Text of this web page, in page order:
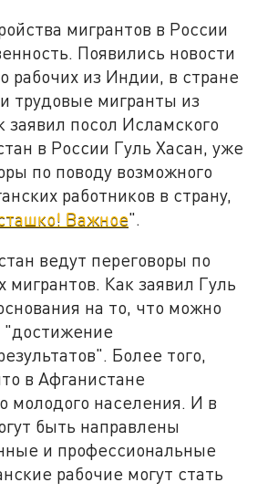
мигрантов в России
Появились новости
рабочих из Индии, в стране
трудовые мигранты из
заявил посол Исламского
в России Гуль Хасан, уже
по поводу возможного
работников в страну,
Важное".
ведут переговоры по
мигрантов. Как заявил Гуль
на то, что можно
"достижение
Более того,
в Афганистане
молодого населения. И в
быть направлены
и профессиональные
рабочие могут стать